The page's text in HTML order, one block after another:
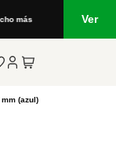
más Ver
(azul)